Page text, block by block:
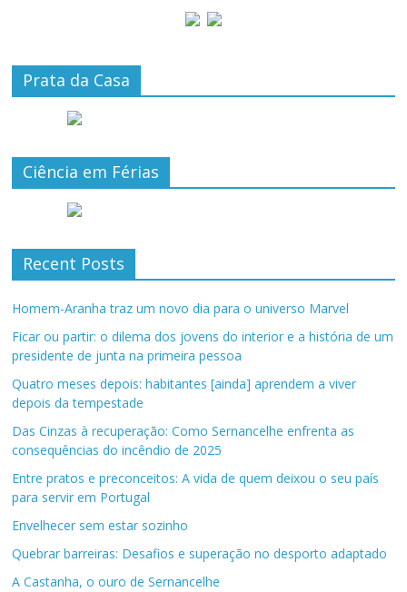
Prata da Casa
Ciência em Férias
Recent Posts
Homem-Aranha traz um novo dia para o universo Marvel
Ficar ou partir: o dilema dos jovens do interior e a história de um
presidente de junta na primeira pessoa
Quatro meses depois: habitantes [ainda] aprendem a viver
depois da tempestade
Das Cinzas à recuperação: Como Sernancelhe enfrenta as
consequências do incêndio de 2025
Entre pratos e preconceitos: A vida de quem deixou o seu país
para servir em Portugal
Envelhecer sem estar sozinho
Quebrar barreiras: Desafios e superação no desporto adaptado
A Castanha, o ouro de Sernancelhe